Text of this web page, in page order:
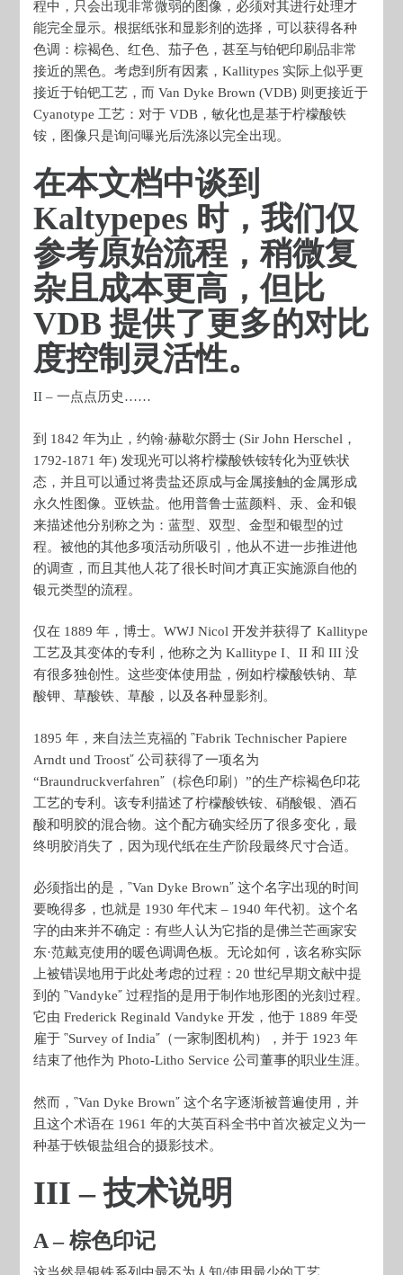
程中，只会出现非常微弱的图像，必须对其进行处理才
能完全显示。根据纸张和显影剂的选择，可以获得各种
色调：棕褐色、红色、茄子色，甚至与铂钯印刷品非常
接近的黑色。考虑到所有因素，Kallitypes 实际上似乎更
接近于铂钯工艺，而 Van Dyke Brown (VDB) 则更接近于
Cyanotype 工艺：对于 VDB，敏化也是基于柠檬酸铁
铵，图像只是询问曝光后洗涤以完全出现。
在本文档中谈到
Kaltypepes 时，我们仅
参考原始流程，稍微复
杂且成本更高，但比
VDB 提供了更多的对比
度控制灵活性。
II – 一点点历史……
到 1842 年为止，约翰·赫歇尔爵士 (Sir John Herschel，
1792-1871 年) 发现光可以将柠檬酸铁铵转化为亚铁状
态，并且可以通过将贵盐还原成与金属接触的金属形成
永久性图像。亚铁盐。他用普鲁士蓝颜料、汞、金和银
来描述他分别称之为：蓝型、双型、金型和银型的过
程。被他的其他多项活动所吸引，他从不进一步推进他
的调查，而且其他人花了很长时间才真正实施源自他的
银元类型的流程。
仅在 1889 年，博士。WWJ Nicol 开发并获得了 Kallitype
工艺及其变体的专利，他称之为 Kallitype I、II 和 III 没
有很多独创性。这些变体使用盐，例如柠檬酸铁钠、草
酸钾、草酸铁、草酸，以及各种显影剂。
1895 年，来自法兰克福的 ῝Fabrik Technischer Papiere
Arndt und Troost῎ 公司获得了一项名为
“Braundruckverfahren῎（棕色印刷）”的生产棕褐色印花
工艺的专利。该专利描述了柠檬酸铁铵、硝酸银、酒石
酸和明胶的混合物。这个配方确实经历了很多变化，最
终明胶消失了，因为现代纸在生产阶段最终尺寸合适。
必须指出的是，῝Van Dyke Brown῎ 这个名字出现的时间
要晚得多，也就是 1930 年代末 – 1940 年代初。这个名
字的由来并不确定：有些人认为它指的是佛兰芒画家安
东·范戴克使用的暖色调调色板。无论如何，该名称实际
上被错误地用于此处考虑的过程：20 世纪早期文献中提
到的 ῝Vandyke῎ 过程指的是用于制作地形图的光刻过程。
它由 Frederick Reginald Vandyke 开发，他于 1889 年受
雇于 ῝Survey of India῎（一家制图机构），并于 1923 年
结束了他作为 Photo-Litho Service 公司董事的职业生涯。
然而，῝Van Dyke Brown῎ 这个名字逐渐被普遍使用，并
且这个术语在 1961 年的大英百科全书中首次被定义为一
种基于铁银盐组合的摄影技术。
III – 技术说明
A – 棕色印记